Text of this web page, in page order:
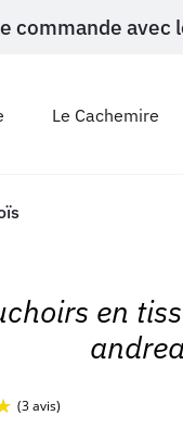
avec
Le Cachemire
en